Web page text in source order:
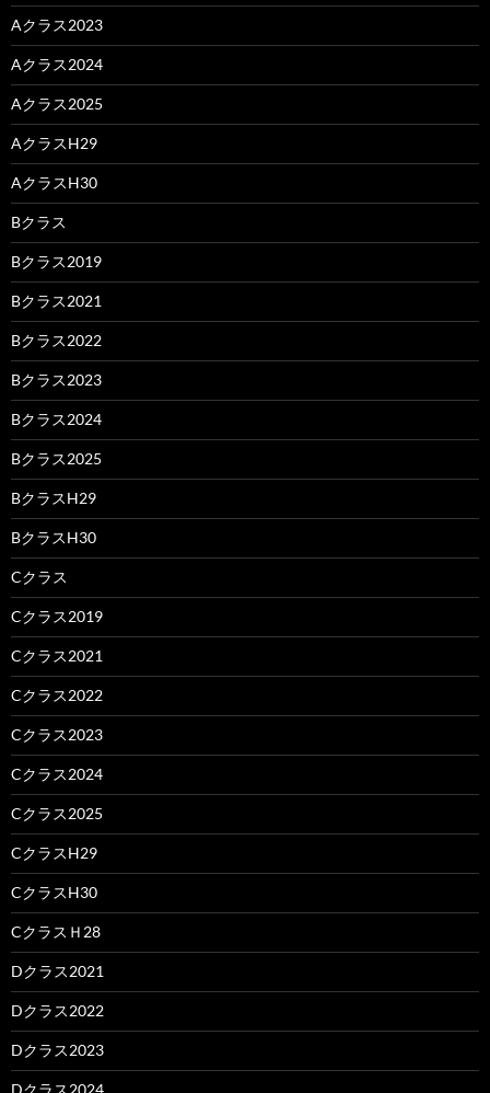
Aクラス2023
Aクラス2024
Aクラス2025
AクラスH29
AクラスH30
Bクラス
Bクラス2019
Bクラス2021
Bクラス2022
Bクラス2023
Bクラス2024
Bクラス2025
BクラスH29
BクラスH30
Cクラス
Cクラス2019
Cクラス2021
Cクラス2022
Cクラス2023
Cクラス2024
Cクラス2025
CクラスH29
CクラスH30
CクラスＨ28
Dクラス2021
Dクラス2022
Dクラス2023
Dクラス2024